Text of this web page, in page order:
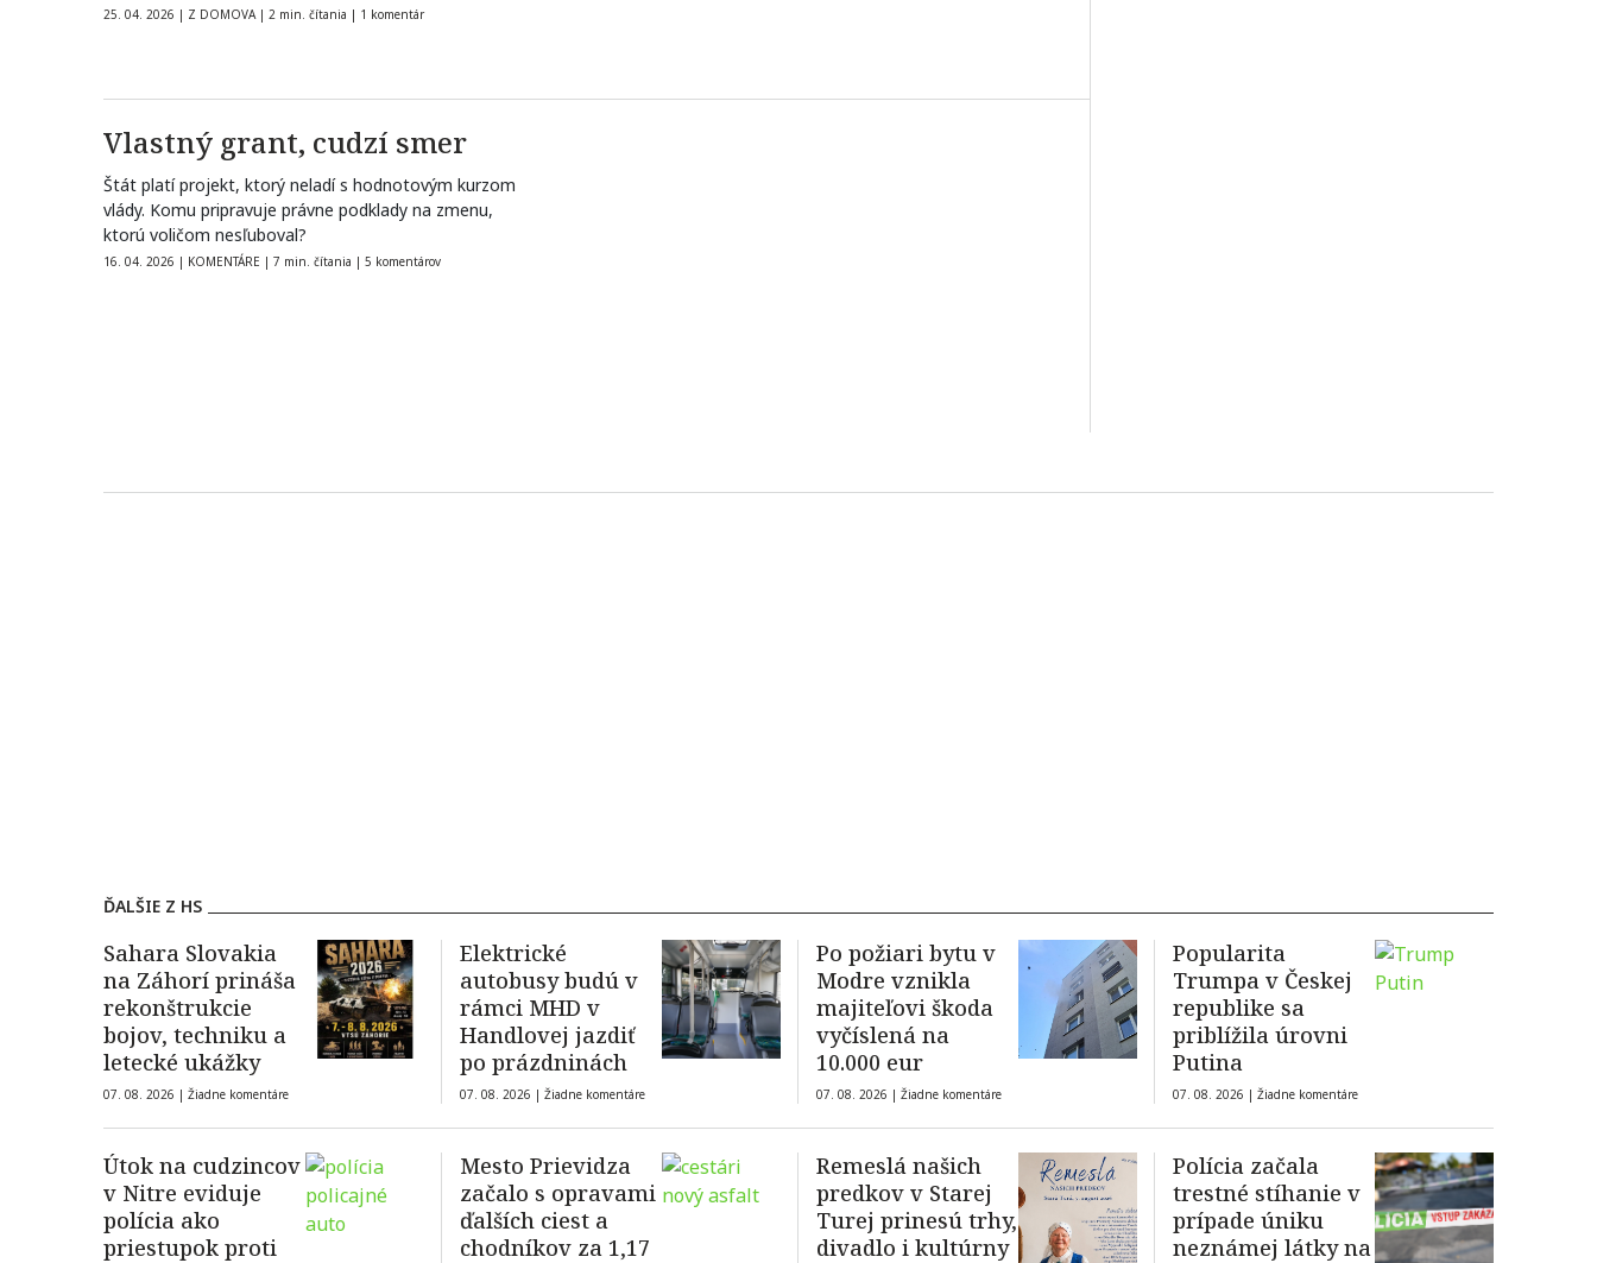
poslaneckého…
25. 04. 2026 | Z DOMOVA | 2 min. čítania | 1 komentár
Vlastný grant, cudzí smer
Štát platí projekt, ktorý neladí s hodnotovým kurzom
vlády. Komu pripravuje právne podklady na zmenu,
ktorú voličom nesľuboval?
16. 04. 2026 | KOMENTÁRE | 7 min. čítania | 5 komentárov
ĎALŠIE Z HS
Sahara Slovakia
na Záhorí prináša
rekonštrukcie
bojov, techniku a
letecké ukážky
07. 08. 2026 | Žiadne komentáre
Elektrické
autobusy budú v
rámci MHD v
Handlovej jazdiť
po prázdninách
07. 08. 2026 | Žiadne komentáre
Po požiari bytu v
Modre vznikla
majiteľovi škoda
vyčíslená na
10.000 eur
07. 08. 2026 | Žiadne komentáre
Popularita
Trumpa v Českej
republike sa
priblížila úrovni
Putina
07. 08. 2026 | Žiadne komentáre
Útok na cudzincov
v Nitre eviduje
polícia ako
priestupok proti
Mesto Prievidza
začalo s opravami
ďalších ciest a
chodníkov za 1,17
Remeslá našich
predkov v Starej
Turej prinesú trhy,
divadlo i kultúrny
Polícia začala
trestné stíhanie v
prípade úniku
neznámej látky na